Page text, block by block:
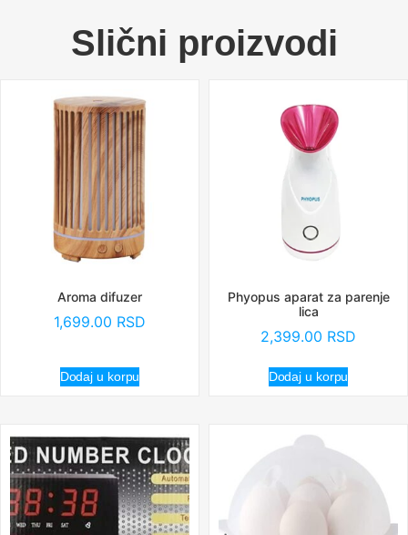
Slični proizvodi
Aroma difuzer
1,699.00 RSD
Dodaj u korpu
Phyopus aparat za parenje
lica
2,399.00 RSD
Dodaj u korpu